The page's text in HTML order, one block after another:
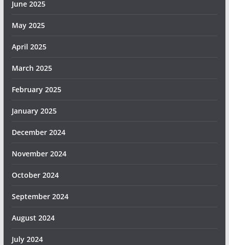
June 2025
May 2025
April 2025
March 2025
February 2025
January 2025
December 2024
November 2024
October 2024
September 2024
August 2024
July 2024